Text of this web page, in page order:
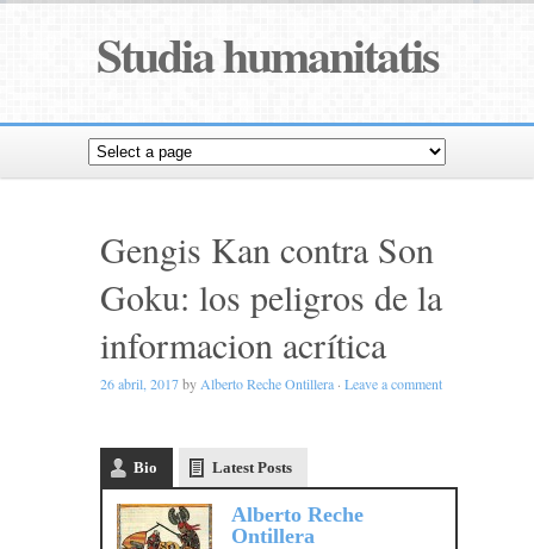
Studia humanitatis
Gengis Kan contra Son
Goku: los peligros de la
informacion acrítica
26 abril, 2017by Alberto Reche Ontillera · Leave a comment
Bio Latest Posts
Alberto Reche
Ontillera